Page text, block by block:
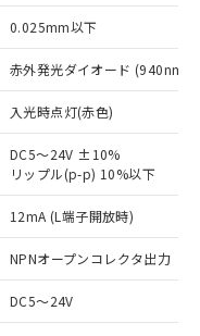
0.025mm以下
赤外発光ダイオード (940nm)
入光時点灯(赤色)
DC5～24V ±10%
リップル(p-p) 10%以下
12mA (L端子開放時)
NPNオープンコレクタ出力
DC5～24V
（10物質）の
可能な商品で
物質）の非含